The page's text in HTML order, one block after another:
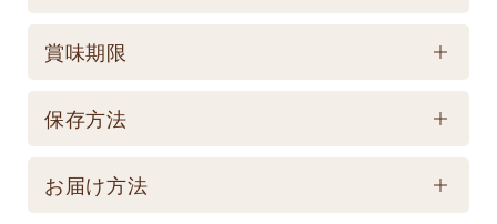
ケース／入数
賞味期限
賞味期限
お届け商品とは異なります。】
保存方法
保存方法
お届け方法